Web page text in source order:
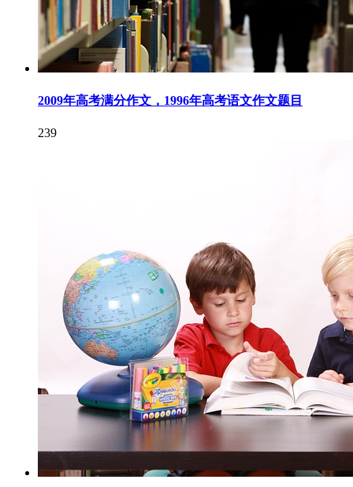
2009年高考满分作文，1996年高考语文作文题目
239